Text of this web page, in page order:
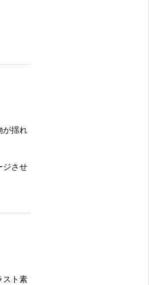
が揺れ
ジさせ
スト素